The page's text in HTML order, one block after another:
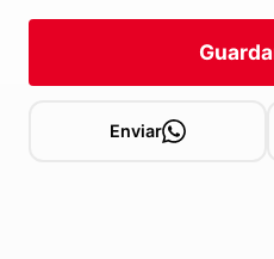
Enviar